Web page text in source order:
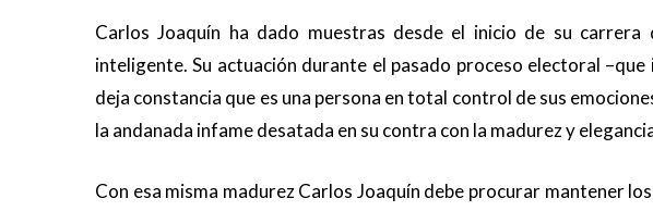
Carlos Joaquín ha dado muestras desde el inicio de su
inteligente. Su actuación durante el pasado proceso electoral –que
deja constancia que es una persona en total control de sus
la andanada infame desatada en su contra con la madurez y
Con esa misma madurez Carlos Joaquín debe procurar mantener